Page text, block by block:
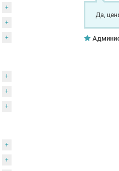
+
+
+
+
+
+
+
+
Да,